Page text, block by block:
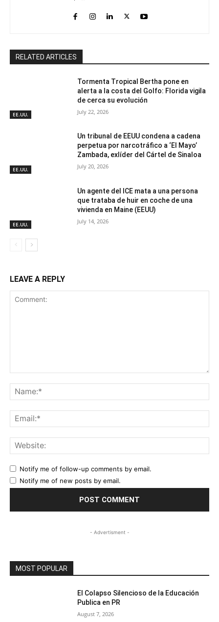
RELATED ARTICLES
EE.UU.
Tormenta Tropical Bertha pone en
alerta a la costa del Golfo: Florida vigila
de cerca su evolución
July 22, 2026
EE.UU.
Un tribunal de EEUU condena a cadena
perpetua por narcotráfico a ‘El Mayo’
Zambada, exlíder del Cártel de Sinaloa
July 20, 2026
EE.UU.
Un agente del ICE mata a una persona
que trataba de huir en coche de una
vivienda en Maine (EEUU)
July 14, 2026
LEAVE A REPLY
Notify me of follow-up comments by email.
Notify me of new posts by email.
- Advertisment -
MOST POPULAR
El Colapso Silencioso de la Educación
Publica en PR
August 7, 2026